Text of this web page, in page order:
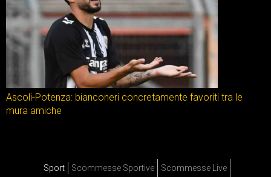
Ascoli-Potenza: bianconeri concretamente favoriti tra le
mura amiche
Sport Scommesse Sportive
Scommesse Live